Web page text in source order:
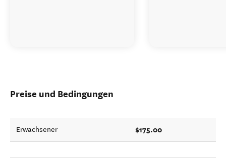
Preise und Bedingungen
Erwachsener $175.00